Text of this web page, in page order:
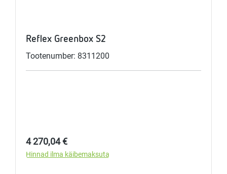
Reflex Greenbox S2
Tootenumber: 8311200
Tavahind:
4 270,04 €
Hinnad ilma käibemaksuta